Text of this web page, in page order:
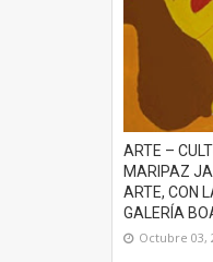
ARTE –
MARIPAZ
ARTE, CON
GALERÍA
Octubre 03,